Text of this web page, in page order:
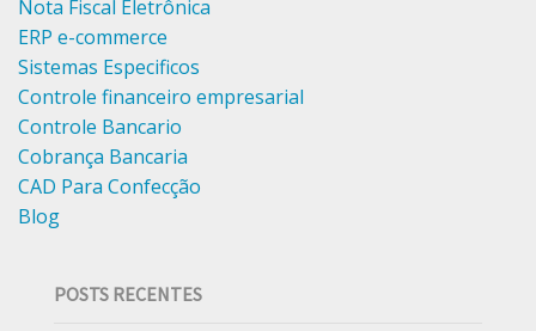
Nota Fiscal Eletrônica
ERP e-commerce
Sistemas Especificos
Controle financeiro empresarial
Controle Bancario
Cobrança Bancaria
CAD Para Confecção
Blog
POSTS RECENTES